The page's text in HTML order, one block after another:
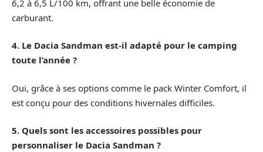
6,2 à 6,5 L/100 km, offrant une belle économie de
carburant.
4. Le Dacia Sandman est-il adapté pour le camping
toute l’année ?
Oui, grâce à ses options comme le pack Winter Comfort, il
est conçu pour des conditions hivernales difficiles.
5. Quels sont les accessoires possibles pour
personnaliser le Dacia Sandman ?